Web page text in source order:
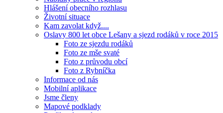
Hlášení obecního rozhlasu
Životní situace
Kam zavolat když....
Oslavy 800 let obce Lešany a sjezd rodáků v roce 2015
Foto ze sjezdu rodáků
Foto ze mše svaté
Foto z průvodu obcí
Foto z Rybníčka
Informace od nás
Mobilní aplikace
Jsme členy
Mapové podklady